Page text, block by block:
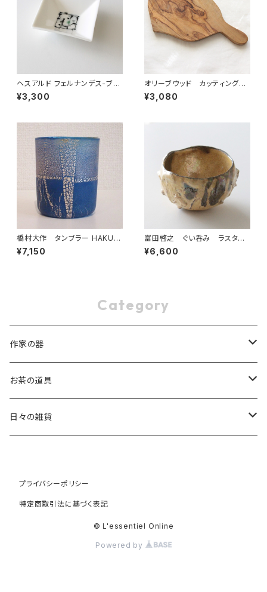
ヘスアルド フェルナンデス-ブラ
ボ 角小皿 ホワイト １
¥3,300
オリーブウッド カッティングボ
ード 小 1
¥3,080
橋村大作 タンブラー HAKU
ブルー
¥7,150
富田啓之 ぐい呑み ラスター
彩 イエロー
¥6,600
Category
作家の器
稲葉 周子 Chikako Inaba
片瀬 和宏 Kazuhiro Katase
高橋 朋子 Tomoko Saito
竹村 友里 Yuri Takemura
お茶の道具
茶杓
日々の雑貨
天然素材
プライバシーポリシー
特定商取引法に基づく表記
© L'essentiel Online
Powered by